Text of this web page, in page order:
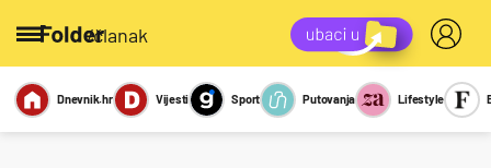
/članak
Miks Kviz
Report
Dnevnik.hr Vijesti Sport Putovanja Lifestyle